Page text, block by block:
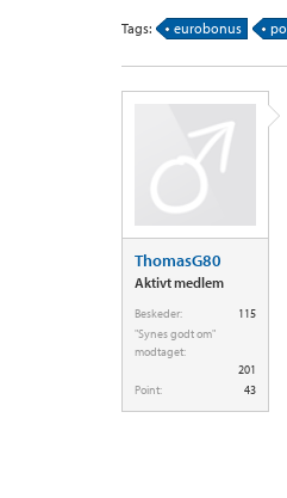
Tags: eurobonus
ThomasG80
Aktivt medlem
Beskeder:
115
"Synes godt om"
modtaget:
201
Point:
43